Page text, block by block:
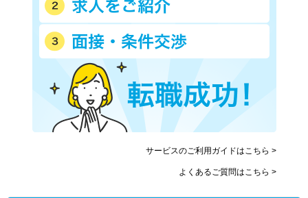
サービスのご利用ガイドはこちら >
よくあるご質問はこちら >